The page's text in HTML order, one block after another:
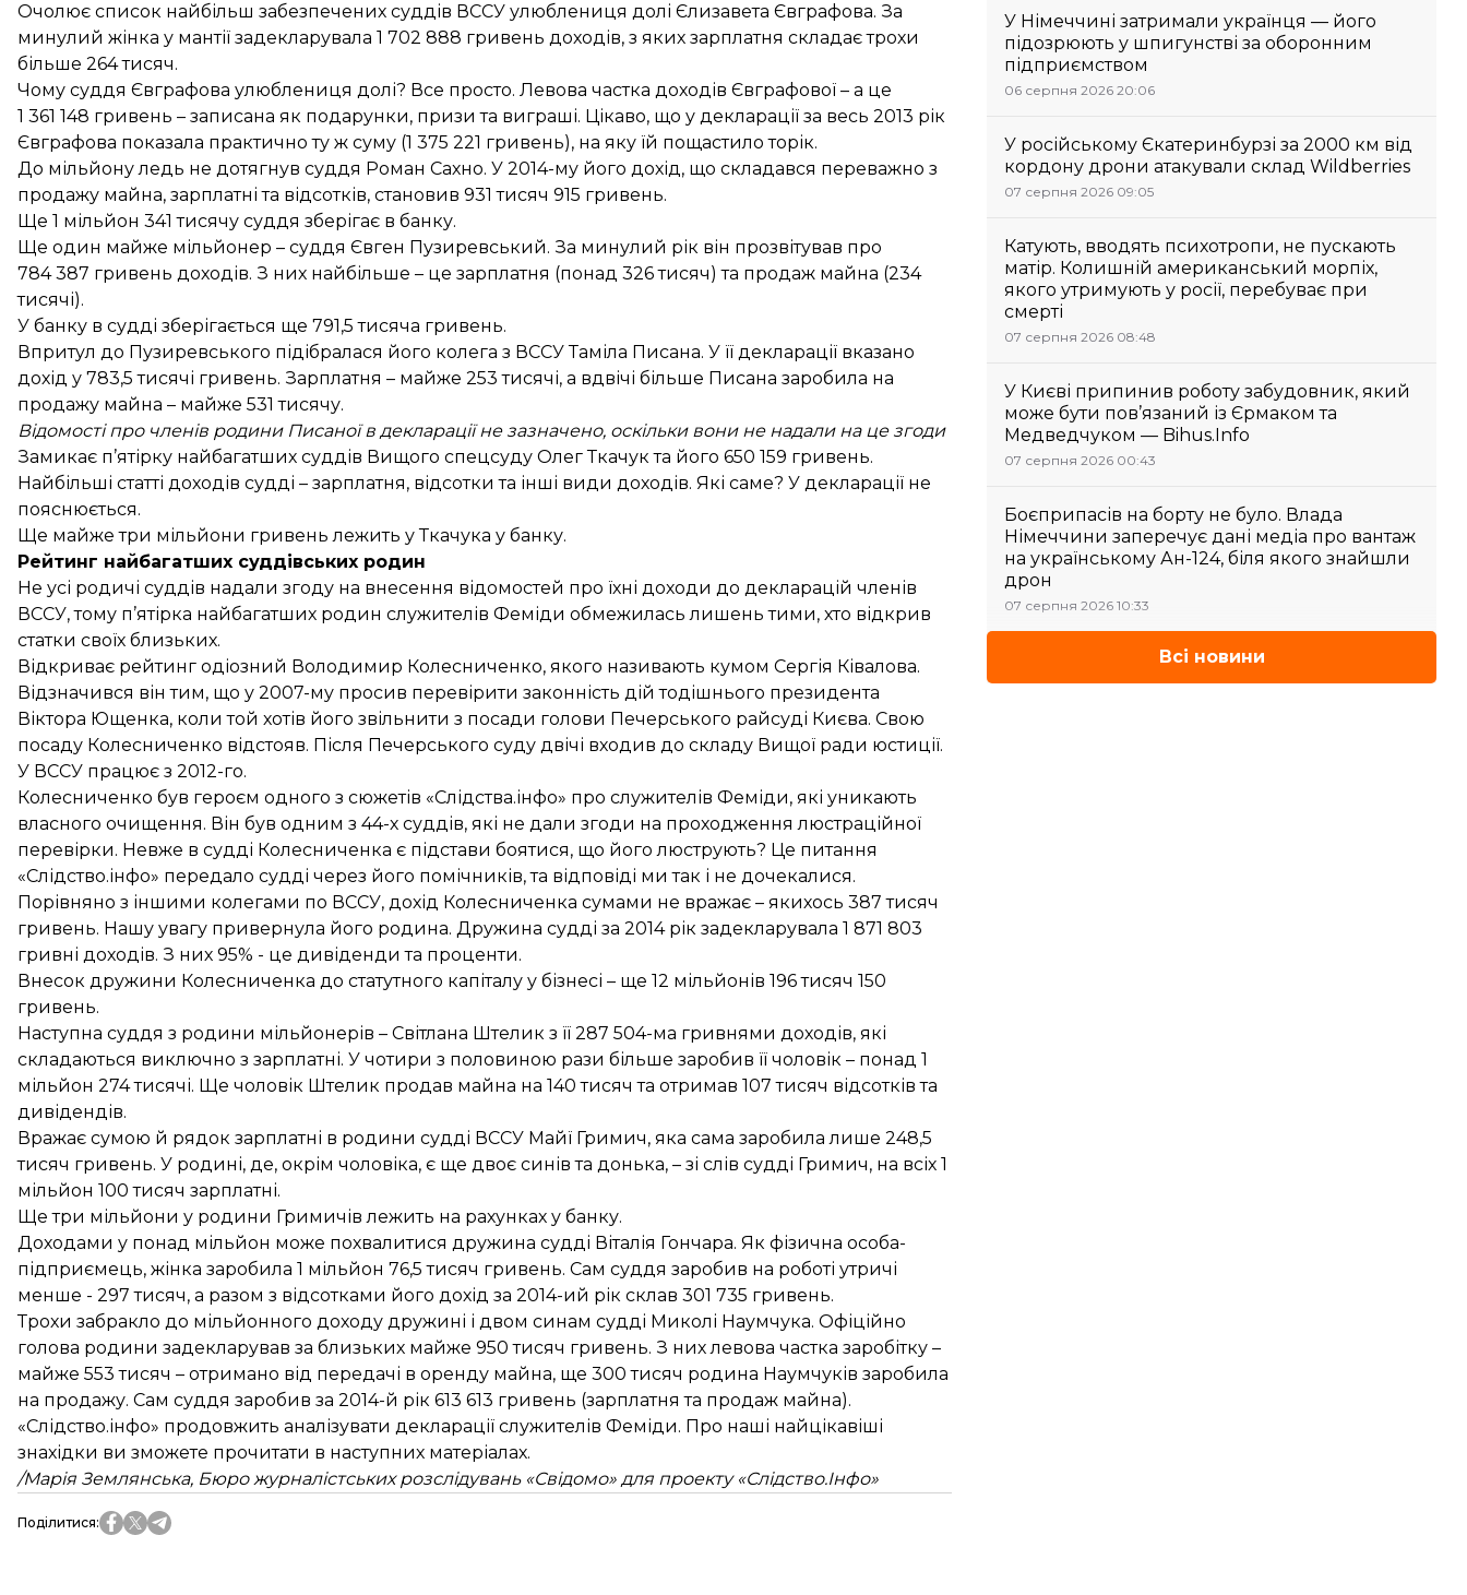
Очолює список найбільш забезпечених суддів ВССУ улюблениця долі Єлизавета Євграфова. За
минулий жінка у мантії задекларувала 1 702 888 гривень доходів, з яких зарплатня складає трохи
більше 264 тисяч.
Чому суддя Євграфова улюблениця долі? Все просто. Левова частка доходів Євграфової – а це
1 361 148 гривень – записана як подарунки, призи та виграші. Цікаво, що у декларації за весь 2013 рік
Євграфова показала практично ту ж суму (1 375 221 гривень), на яку їй пощастило торік.
До мільйону ледь не дотягнув суддя Роман Сахно. У 2014-му його дохід, що складався переважно з
продажу майна, зарплатні та відсотків, становив 931 тисяч 915 гривень.
Ще 1 мільйон 341 тисячу суддя зберігає в банку.
Ще один майже мільйонер – суддя Євген Пузиревський. За минулий рік він прозвітував про
784 387 гривень доходів. З них найбільше – це зарплатня (понад 326 тисяч) та продаж майна (234
тисячі).
У банку в судді зберігається ще 791,5 тисяча гривень.
Впритул до Пузиревського підібралася його колега з ВССУ Таміла Писана. У її декларації вказано
дохід у 783,5 тисячі гривень. Зарплатня – майже 253 тисячі, а вдвічі більше Писана заробила на
продажу майна – майже 531 тисячу.
Відомості про членів родини Писаної в декларації не зазначено, оскільки вони не надали на це згоди
Замикає п’ятірку найбагатших суддів Вищого спецсуду Олег Ткачук та його 650 159 гривень.
Найбільші статті доходів судді – зарплатня, відсотки та інші види доходів. Які саме? У декларації не
пояснюється.
Ще майже три мільйони гривень лежить у Ткачука у банку.
Рейтинг найбагатших суддівських родин
Не усі родичі суддів надали згоду на внесення відомостей про їхні доходи до декларацій членів
ВССУ, тому п’ятірка найбагатших родин служителів Феміди обмежилась лишень тими, хто відкрив
статки своїх близьких.
Відкриває рейтинг одіозний Володимир Колесниченко, якого називають кумом Сергія Ківалова.
Відзначився він тим, що у 2007-му просив перевірити законність дій тодішнього президента
Віктора Ющенка, коли той хотів його звільнити з посади голови Печерського райсуді Києва. Свою
посаду Колесниченко відстояв. Після Печерського суду двічі входив до складу Вищої ради юстиції.
У ВССУ працює з 2012-го.
Колесниченко був героєм одного з сюжетів «Слідства.інфо» про служителів Феміди, які уникають
власного очищення. Він був одним з 44-х суддів, які не дали згоди на проходження люстраційної
перевірки. Невже в судді Колесниченка є підстави боятися, що його люструють? Це питання
«Слідство.інфо» передало судді через його помічників, та відповіді ми так і не дочекалися.
Порівняно з іншими колегами по ВССУ, дохід Колесниченка сумами не вражає – якихось 387 тисяч
гривень. Нашу увагу привернула його родина. Дружина судді за 2014 рік задекларувала 1 871 803
гривні доходів. З них 95% - це дивіденди та проценти.
Внесок дружини Колесниченка до статутного капіталу у бізнесі – ще 12 мільйонів 196 тисяч 150
гривень.
Наступна суддя з родини мільйонерів – Світлана Штелик з її 287 504-ма гривнями доходів, які
складаються виключно з зарплатні. У чотири з половиною рази більше заробив її чоловік – понад 1
мільйон 274 тисячі. Ще чоловік Штелик продав майна на 140 тисяч та отримав 107 тисяч відсотків та
дивідендів.
Вражає сумою й рядок зарплатні в родини судді ВССУ Майї Гримич, яка сама заробила лише 248,5
тисяч гривень. У родині, де, окрім чоловіка, є ще двоє синів та донька, – зі слів судді Гримич, на всіх 1
мільйон 100 тисяч зарплатні.
Ще три мільйони у родини Гримичів лежить на рахунках у банку.
Доходами у понад мільйон може похвалитися дружина судді Віталія Гончара. Як фізична особа-
підприємець, жінка заробила 1 мільйон 76,5 тисяч гривень. Сам суддя заробив на роботі утричі
менше - 297 тисяч, а разом з відсотками його дохід за 2014-ий рік склав 301 735 гривень.
Трохи забракло до мільйонного доходу дружині і двом синам судді Миколі Наумчука. Офіційно
голова родини задекларував за близьких майже 950 тисяч гривень. З них левова частка заробітку –
майже 553 тисяч – отримано від передачі в оренду майна, ще 300 тисяч родина Наумчуків заробила
на продажу. Сам суддя заробив за 2014-й рік 613 613 гривень (зарплатня та продаж майна).
«Слідство.інфо» продовжить аналізувати декларації служителів Феміди. Про наші найцікавіші
знахідки ви зможете прочитати в наступних матеріалах.
/Марія Землянська, Бюро журналістських розслідувань «Свідомо» для проекту «Слідство.Інфо»
Поділитися:
У Німеччині затримали українця — його
підозрюють у шпигунстві за оборонним
підприємством
06 серпня 2026 20:06
У російському Єкатеринбурзі за 2000 км від
кордону дрони атакували склад Wildberries
07 серпня 2026 09:05
Катують, вводять психотропи, не пускають
матір. Колишній американський морпіх,
якого утримують у росії, перебуває при
смерті
07 серпня 2026 08:48
У Києві припинив роботу забудовник, який
може бути пов’язаний із Єрмаком та
Медведчуком — Bihus.Info
07 серпня 2026 00:43
Боєприпасів на борту не було. Влада
Німеччини заперечує дані медіа про вантаж
на українському Ан-124, біля якого знайшли
дрон
07 серпня 2026 10:33
Всі новини